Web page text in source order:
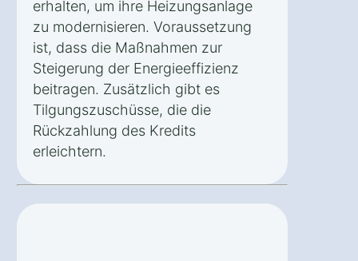
erhalten, um ihre Heizungsanlage
zu modernisieren. Voraussetzung
ist, dass die Maßnahmen zur
Steigerung der Energieeffizienz
beitragen. Zusätzlich gibt es
Tilgungszuschüsse, die die
Rückzahlung des Kredits
erleichtern.